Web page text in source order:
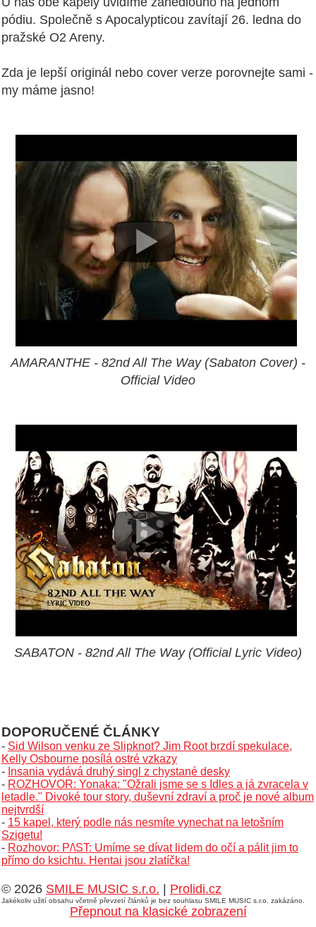
pódiu. Společně s Apocalypticou zavítají 26. ledna do
pražské O2 Areny.
Zda je lepší originál nebo cover verze porovnejte sami -
my máme jasno!
AMARANTHE - 82nd All The Way (Sabaton Cover) -
Official Video
SABATON - 82nd All The Way (Official Lyric Video)
DOPORUČENÉ ČLÁNKY
- Sid Wilson venku ze Slipknot? Jim Root brzdí spekulace,
Kelly Osbourne posílá ostré vzkazy
- Insania vydává druhý singl z chystané desky
- ROZHOVOR: Yonaka: "Ožrali jsme se s Idles a já zvracela v
letadle." Divoké tour story, duševní zdraví a proč je nové album
nejtvrdší
- 15 kapel, který podle nás nesmíte vynechat na letošním
Szigetu!
- Rozhovor: P/\ST: Umíme se dívat lidem do očí a pálit jim to
přímo do ksichtu. Hentai jsou zlatíčka!
© 2026 SMILE MUSIC s.r.o. | Prolidi.cz
Jakékoliv užití obsahu včetně převzetí článků je bez souhlasu SMILE MUSIC s.r.o. zakázáno.
Přepnout na klasické zobrazení